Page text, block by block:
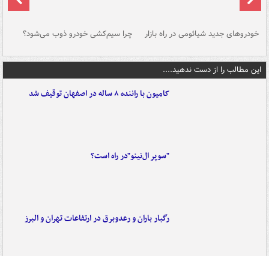
خودروهای جدید شیائومی در راه بازار چرا سیم‌کشی خودرو ذوب می‌شود؟
این مطالب را از دست ندهید....
کامیون با راننده ۸ ساله در اصفهان توقیف شد
"سوپر ال‌نینو"در راه است؟
رگبار باران و رعدوبرق در ارتفاعات تهران و البرز